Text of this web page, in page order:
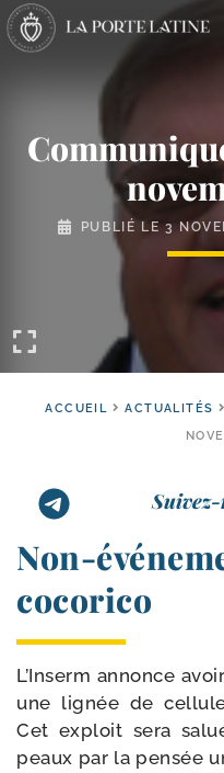
PUBLIÉ LE3
ACCUEIL ACTUALITÉS
Non-​
cocorico
L’Inserm annonce
une lignée de
Cet exploit sera
peaux par la pen­sée